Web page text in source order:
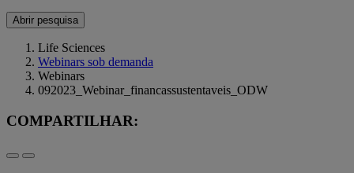
Abrir pesquisa
Life Sciences
Webinars sob demanda
Webinars
092023_Webinar_financassustentaveis_ODW
COMPARTILHAR: